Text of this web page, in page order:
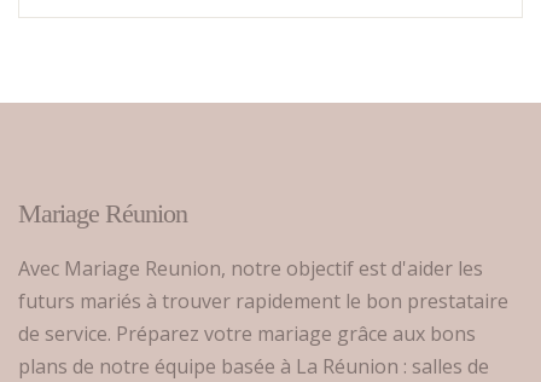
Mariage Réunion
Avec Mariage Reunion, notre objectif est d'aider les
futurs mariés à trouver rapidement le bon prestataire
de service. Préparez votre mariage grâce aux bons
plans de notre équipe basée à La Réunion : salles de